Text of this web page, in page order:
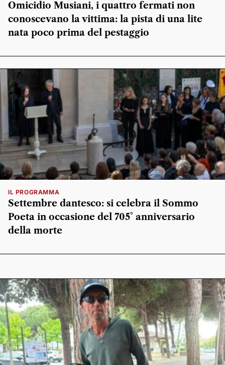
Omicidio Musiani, i quattro fermati non
conoscevano la vittima: la pista di una lite
nata poco prima del pestaggio
IL PROGRAMMA
Settembre dantesco: si celebra il Sommo
Poeta in occasione del 705° anniversario
della morte